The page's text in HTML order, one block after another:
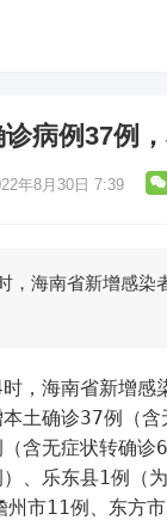
病例37例
年8月30日 7:39
，海南省新增感
土确诊37例（
含无症状转确
、乐东县1例（
市11例、东方